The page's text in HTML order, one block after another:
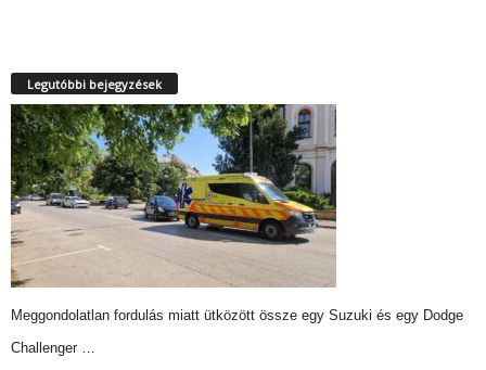
Legutóbbi bejegyzések
Meggondolatlan fordulás miatt ütközött össze egy Suzuki és egy Dodge
Challenger …